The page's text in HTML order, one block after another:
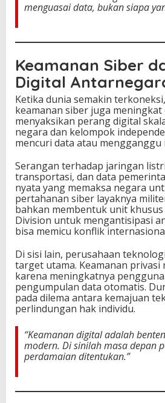
menguasai data, bukan siapa
Keamanan Siber
Digital
Ketika dunia semakin
keamanan siber juga meningkat
menyaksikan perang digital
negara dan kelompok
mencuri data atau
Serangan terhadap jaringan
transportasi, dan data
nyata yang memaksa negara
pertahanan siber layaknya
bahkan membentuk unit khusus
Division untuk mengantisipasi
bisa memicu konflik
Di sisi lain, perusahaan
target utama. Keamanan privasi
karena meningkatnya
pengumpulan data otomatis.
pada dilema antara kemajuan
perlindungan hak individu.
“Keamanan digital adalah
modern. Di sinilah masa depan
perdamaian ditentukan.”